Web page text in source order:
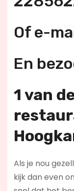
Of e-
En
1 van
Als je nou
kijk dan even